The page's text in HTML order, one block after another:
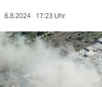
sport
berlin
nord
6.8.2024 17:23 Uhr